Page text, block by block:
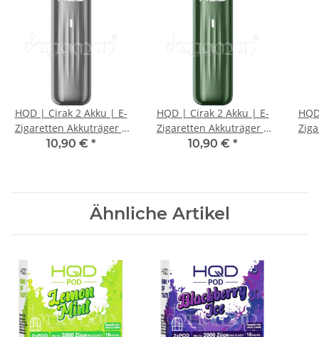
HQD | Cirak 2 Akku | E-
Zigaretten Akkuträger |
Grau
10,90 € *
HQD | Cirak 2 Akku | E-
Zigaretten Akkuträger |
Grün
10,90 € *
Ähnliche Artikel